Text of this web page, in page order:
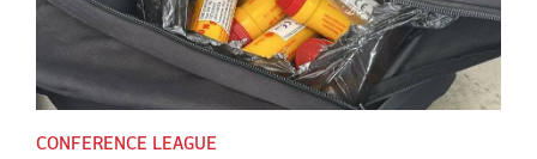
CONFERENCE LEAGUE